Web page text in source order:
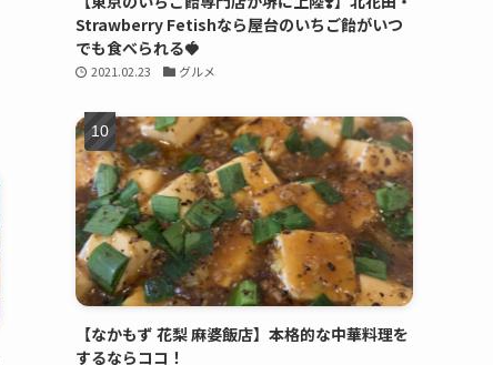
Strawberry Fetishなら屋台のいちご飴がいつ
でも食べられる🍓
2021.02.23 グルメ
【なかもず 花梨 麻婆飯店】本格的な中華料理を
するならココ！